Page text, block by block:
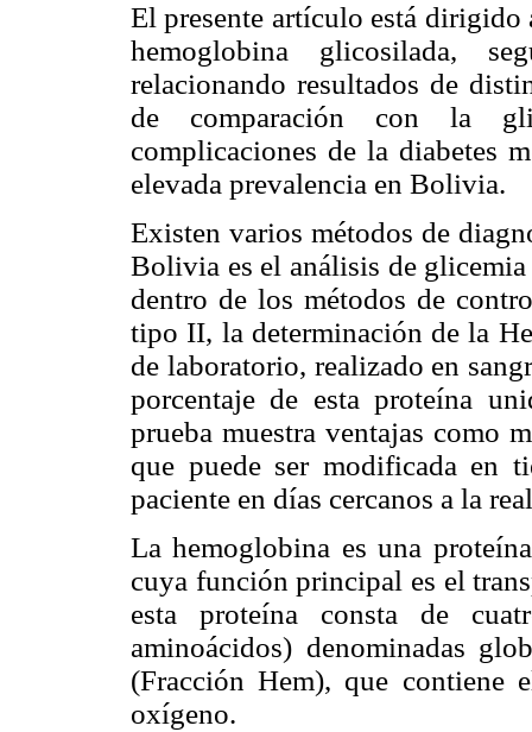
El presente artículo está
hemoglobina glicosilada,
relacionando resultados de
de comparación con la
complicaciones de la diabetes
elevada prevalencia en Bolivia.
Existen varios métodos de
Bolivia es el análisis de
dentro de los métodos de
tipo II, la determinación de la
de laboratorio, realizado en
porcentaje de esta proteína
prueba muestra ventajas como
que puede ser modificada en
paciente en días cercanos a la
La hemoglobina es una
cuya función principal es el
esta proteína consta de
aminoácidos) denominadas
(Fracción Hem), que contiene
oxígeno.